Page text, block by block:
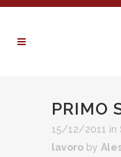
PRIMO
15/12/2011 in
lavoro by